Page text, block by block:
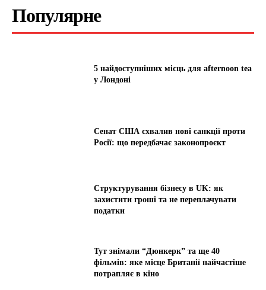
Популярне
5 найдоступніших місць для afternoon tea
у Лондоні
Сенат США схвалив нові санкції проти
Росії: що передбачає законопроєкт
Структурування бізнесу в UK: як
захистити гроші та не переплачувати
податки
Тут знімали “Дюнкерк” та ще 40
фільмів: яке місце Британії найчастіше
потрапляє в кіно